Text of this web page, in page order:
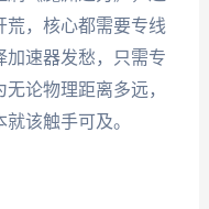
荒，核心都需要专线
加速器发愁，只需专
论物理距离多远，
该触手可及。